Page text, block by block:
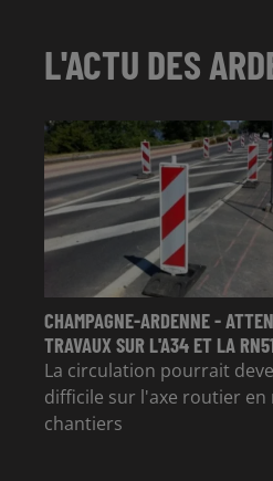
L'ACTU DES
CHAMPAGNE-ARDENNE -
TRAVAUX SUR L'A34 ET LA
La circulation pourrait
difficile sur l'axe routier en
chantiers